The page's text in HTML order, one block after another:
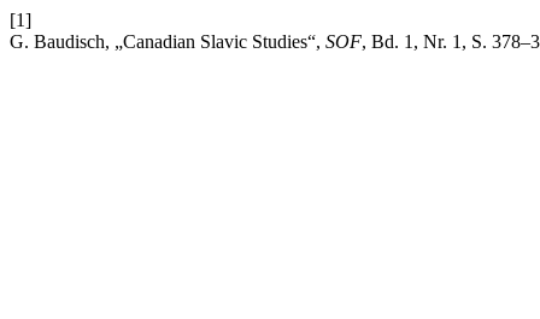
[1]
G. Baudisch, „Canadian Slavic Studies“, SOF, Bd. 1, Nr. 1, S.